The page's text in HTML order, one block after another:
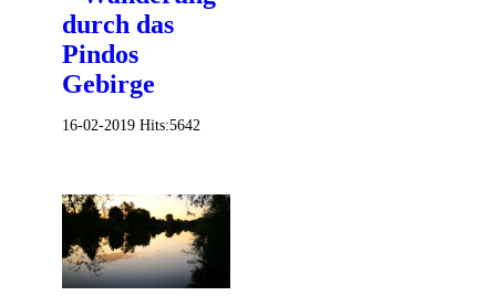
durch das
Pindos
Gebirge
16-02-2019 Hits:5642